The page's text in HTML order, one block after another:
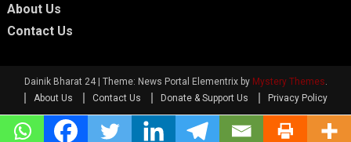
About Us
Contact Us
Dainik Bharat 24 | Theme: News Portal Elementrix by Mystery Themes.
About Us
Contact Us Donate & Support Us Privacy Policy